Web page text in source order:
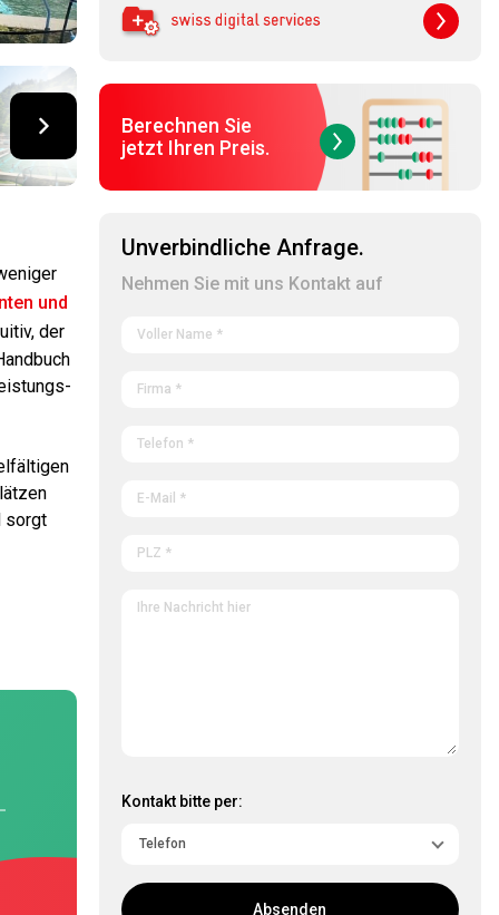
und
der
sorgt
Berechnen Sie
jetzt Ihren Preis.
Unverbindliche Anfrage.
Nehmen Sie mit uns Kontakt auf
Kontakt bitte per:
Absenden